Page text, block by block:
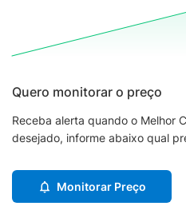
Quero monitorar o preço
Receba alerta quando o Melhor
desejado, informe abaixo qual
Monitorar Preço